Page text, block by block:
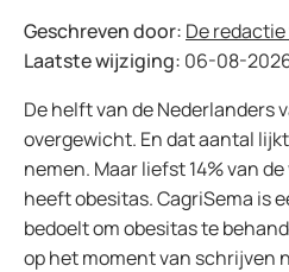
Geschreven door: De
Laatste wijziging: 06-08-
De helft van de Nederlanders
overgewicht. En dat aantal
nemen. Maar liefst 14% van
heeft obesitas. CagriSema is
bedoelt om obesitas te
op het moment van schrijven